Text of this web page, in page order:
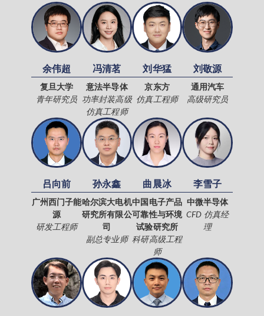
曲晨冰
中国电子产品
可靠性与环境
试验研究所
科研高级工程
师
吕向前
广州西门子能
源
研发工程师
刘敬源
通用汽车
高级研究员
孙永鑫
哈尔滨大电机
研究所有限公
司
副总专业师
李雪子
中微半导体
CFD 仿真经
理
刘华猛
京东方
仿真工程师
冯清茗
意法半导体
功率封装高级
仿真工程师
余伟超
复旦大学
青年研究员